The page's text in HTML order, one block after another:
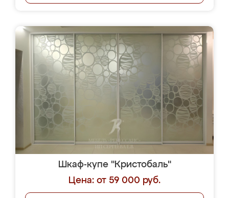
Шкаф-купе "Кристобаль"
Цена: от 59 000 руб.